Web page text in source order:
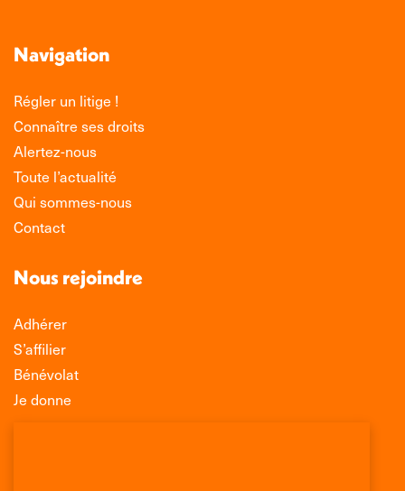
Navigation
Régler un litige !
Connaître ses droits
Alertez-nous
Toute l’actualité
Qui sommes-nous
Contact
Nous rejoindre
Adhérer
S’affilier
Bénévolat
Je donne